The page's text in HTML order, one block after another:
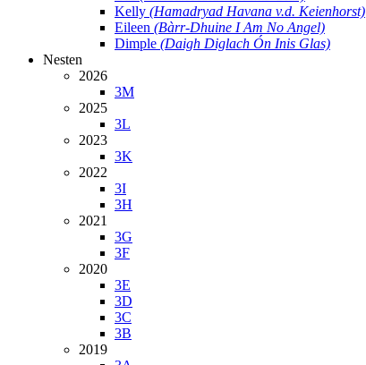
Kelly (Hamadryad Havana v.d. Keienhorst)
Eileen (Bàrr-Dhuine I Am No Angel)
Dimple (Daigh Diglach Ón Inis Glas)
Nesten
2026
3M
2025
3L
2023
3K
2022
3I
3H
2021
3G
3F
2020
3E
3D
3C
3B
2019